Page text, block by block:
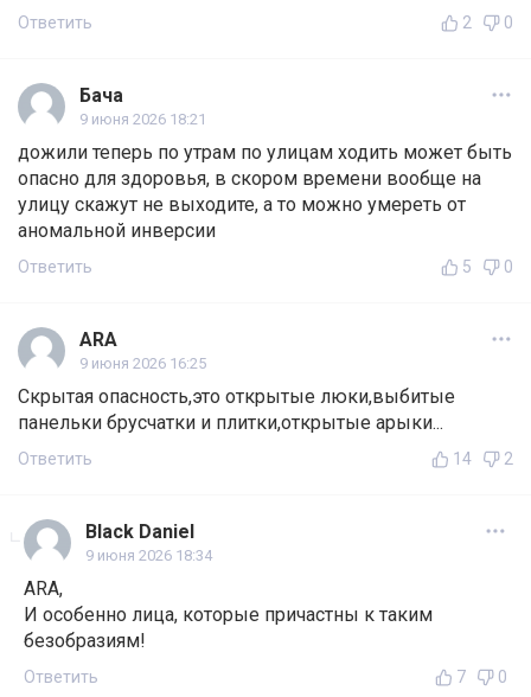
Ответить 2 0
Бача
9 июня 2026 18:21
дожили теперь по утрам по улицам ходить может быть
опасно для здоровья, в скором времени вообще на
улицу скажут не выходите, а то можно умереть от
аномальной инверсии
Ответить 5 0
ARA
9 июня 2026 16:25
Скрытая опасность,это открытые люки,выбитые
панельки брусчатки и плитки,открытые арыки...
Ответить 14 2
Black Daniel
9 июня 2026 18:34
ARA,
И особенно лица, которые причастны к таким
безобразиям!
Ответить 7 0